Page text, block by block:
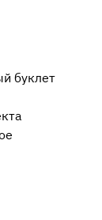
букл​ет